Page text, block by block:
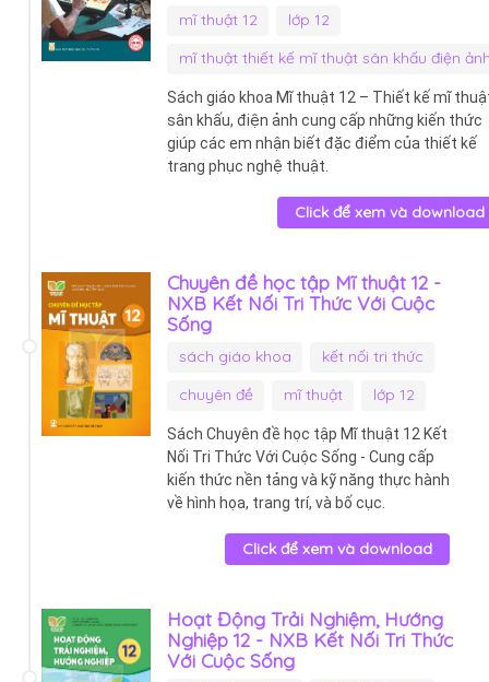
mĩ thuật 12
lớp 12
mĩ thuật thiết kế mĩ thuật sân khấu điện
Sách giáo khoa Mĩ thuật 12 – Thiết kế mĩ
sân khấu, điện ảnh cung cấp những kiến thức
giúp các em nhận biết đặc điểm của thiết kế
trang phục nghệ thuật.
Click để xem và download
Chuyên đề học tập Mĩ thuật 12 -
NXB Kết Nối Tri Thức Với Cuộc
Sống
sách giáo khoa
kết nối tri thức
chuyên đề
mĩ thuật lớp 12
Sách Chuyên đề học tập Mĩ thuật 12 Kết
Nối Tri Thức Với Cuộc Sống - Cung cấp
kiến thức nền tảng và kỹ năng thực hành
về hình họa, trang trí, và bố cục.
Click để xem và download
Hoạt Động Trải Nghiệm, Hướng
Nghiệp 12 - NXB Kết Nối Tri Thức
Với Cuộc Sống